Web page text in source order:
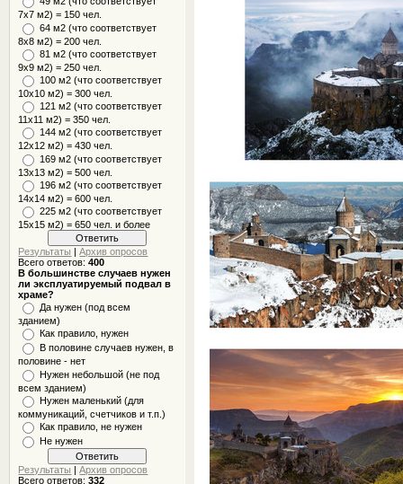
7x7 м2) = 150 чел.
64 м2 (что соответствует
8x8 м2) = 200 чел.
81 м2 (что соответствует
9х9 м2) = 250 чел.
100 м2 (что соответствует
10x10 м2) = 300 чел.
121 м2 (что соответствует
11х11 м2) = 350 чел.
144 м2 (что соответствует
12х12 м2) = 430 чел.
169 м2 (что соответствует
13х13 м2) = 500 чел.
196 м2 (что соответствует
14х14 м2) = 600 чел.
225 м2 (что соответствует
15х15 м2) = 650 чел. и более
Результаты |Архив опросов
Всего ответов:400
В большинстве случаев нужен
ли эксплуатируемый подвал в
храме?
Да нужен (под всем
зданием)
Как правило, нужен
В половине случаев нужен, в
половине - нет
Нужен небольшой (не под
всем зданием)
Нужен маленький (для
коммуникаций, счетчиков и т.п.)
Как правило, не нужен
Не нужен
Результаты |Архив опросов
Всего ответов:332